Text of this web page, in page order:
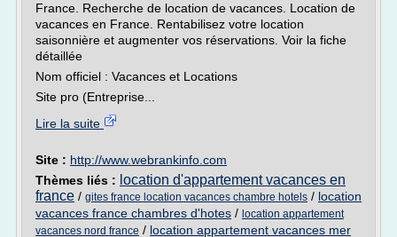
France. Recherche de location de vacances. Location de
vacances en France. Rentabilisez votre location
saisonnière et augmenter vos réservations. Voir la fiche
détaillée
Nom officiel : Vacances et Locations
Site pro (Entreprise...
Lire la suite
Site : http://www.webrankinfo.com
Thèmes liés : location d'appartement vacances en
france / gites france location vacances chambre hotels / location
vacances france chambres d'hotes / location appartement
vacances nord france / location appartement vacances mer